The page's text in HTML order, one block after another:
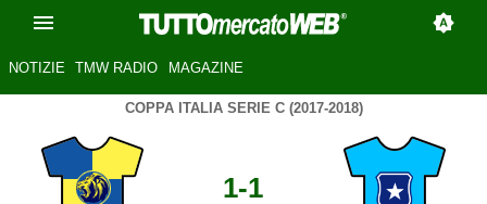
NOTIZIE TMW RADIO MAGAZINE
COPPA ITALIA SERIE C (2017-2018)
1-1